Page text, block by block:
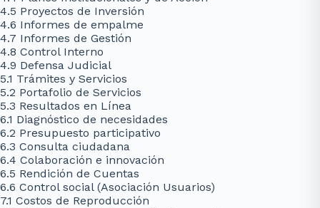
4.5 Proyectos de Inversión
4.6 Informes de empalme
4.7 Informes de Gestión
4.8 Control Interno
4.9 Defensa Judicial
5.1 Trámites y Servicios
5.2 Portafolio de Servicios
5.3 Resultados en Línea
6.1 Diagnóstico de necesidades
6.2 Presupuesto participativo
6.3 Consulta ciudadana
6.4 Colaboración e innovación
6.5 Rendición de Cuentas
6.6 Control social (Asociación Usuarios)
7.1 Costos de Reproducción